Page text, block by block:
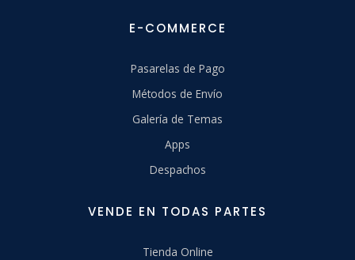
E-COMMERCE
Pasarelas de Pago
Métodos de Envío
Galería de Temas
Apps
Despachos
VENDE EN TODAS PARTES
Tienda Online